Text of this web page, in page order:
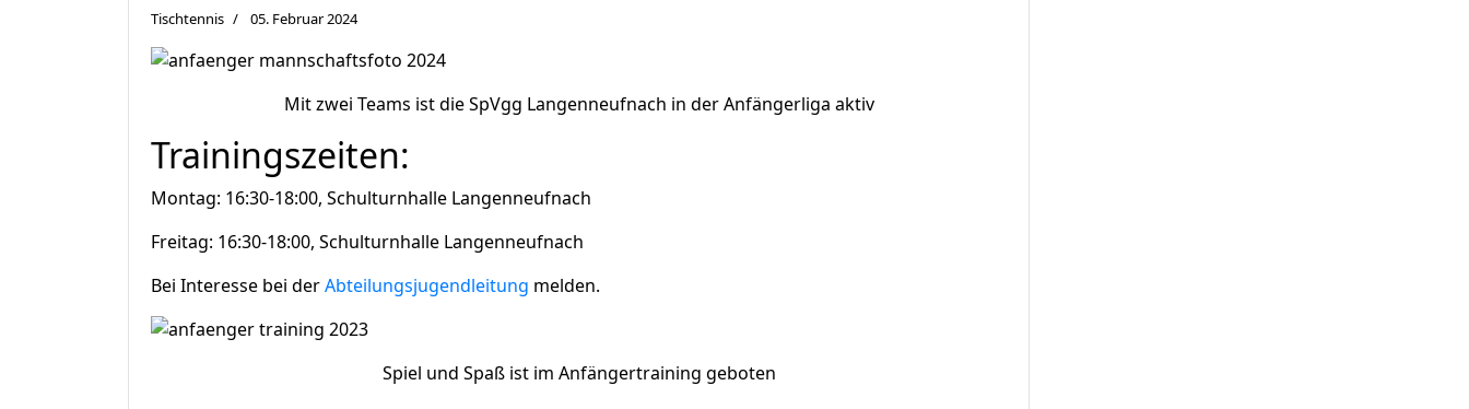
Tischtennis 05. Februar 2024
Mit zwei Teams ist die SpVgg Langenneufnach in der Anfängerliga aktiv
Trainingszeiten:
Montag: 16:30-18:00, Schulturnhalle Langenneufnach
Freitag: 16:30-18:00, Schulturnhalle Langenneufnach
Bei Interesse bei derAbteilungsjugendleitung melden.
Spiel und Spaß ist im Anfängertraining geboten